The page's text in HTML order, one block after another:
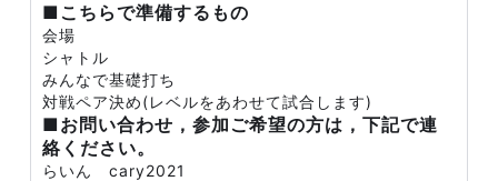
■こちらで準備するもの
会場
シャトル
みんなで基礎打ち
対戦ペア決め(レベルをあわせて試合します)
■お問い合わせ，参加ご希望の方は，下記で連
絡ください。
らいん cary2021